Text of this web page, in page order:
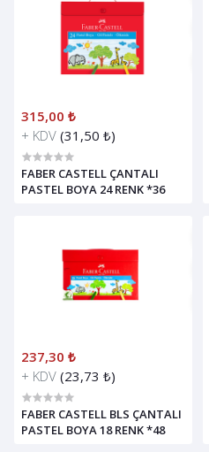
315,00 ₺
+ KDV (31,50 ₺)
FABER CASTELL ÇANTALI
PASTEL BOYA 24 RENK *36
237,30 ₺
+ KDV (23,73 ₺)
FABER CASTELL BLS ÇANTALI
PASTEL BOYA 18 RENK *48